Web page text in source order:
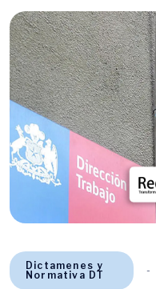
Dictamenes y
Normativa DT